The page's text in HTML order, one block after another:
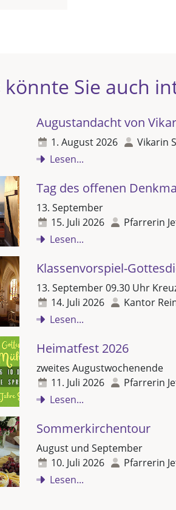
könnte Sie auch
Augustandacht von
1. August 2026
Vikarin
Lesen...
Tag des offenen
13. September
15. Juli 2026
Pfarrerin
Lesen...
Klassenvorspiel-
13. September 09.30 Uhr
14. Juli 2026
Kantor
Lesen...
Heimatfest 2026
zweites Augustwochenende
11. Juli 2026
Pfarrerin
Lesen...
Sommerkirchentour
August und September
10. Juli 2026
Pfarrerin
Lesen...